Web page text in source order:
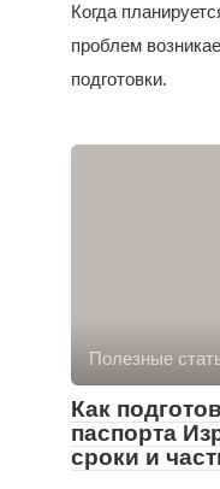
Когда
проблем
подготовки.
Полезные
Как
паспорта
сроки и